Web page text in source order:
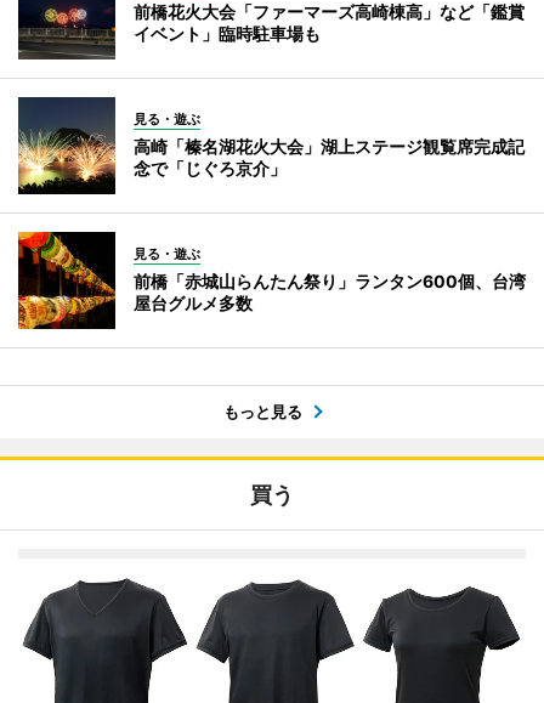
前橋花火大会「ファーマーズ高崎棟高」など「鑑賞
イベント」臨時駐車場も
見る・遊ぶ
高崎「榛名湖花火大会」湖上ステージ観覧席完成記
念で「じぐろ京介」
見る・遊ぶ
前橋「赤城山らんたん祭り」ランタン600個、台湾
屋台グルメ多数
もっと見る
買う